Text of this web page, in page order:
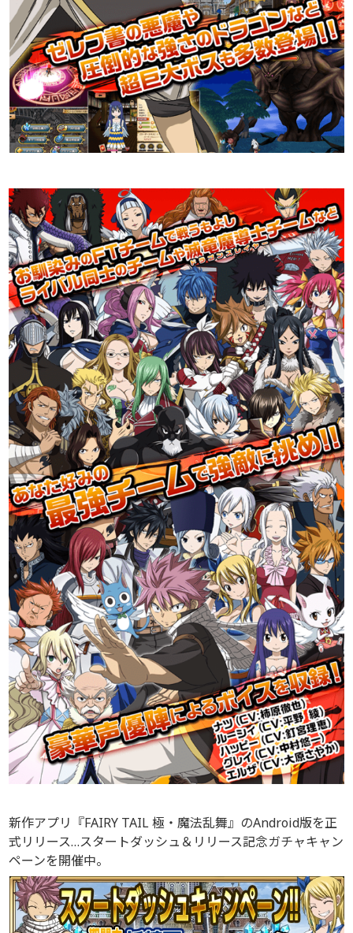
新作アプリ『FAIRY TAIL 極・魔法乱舞』のAndroid版を正
式リリース…スタートダッシュ＆リリース記念ガチャキャン
ペーンを開催中。